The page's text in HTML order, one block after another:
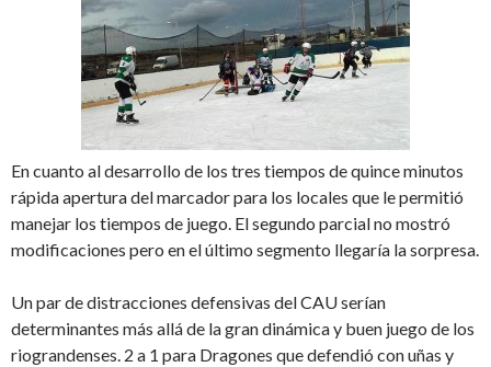
En cuanto al desarrollo de los tres tiempos de quince minutos
rápida apertura del marcador para los locales que le permitió
manejar los tiempos de juego. El segundo parcial no mostró
modificaciones pero en el último segmento llegaría la sorpresa.
Un par de distracciones defensivas del CAU serían
determinantes más allá de la gran dinámica y buen juego de los
riograndenses. 2 a 1 para Dragones que defendió con uñas y